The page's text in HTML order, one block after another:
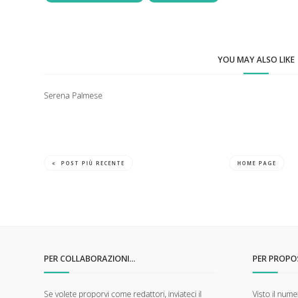
YOU MAY ALSO LIKE
Serena Palmese
POST PIÙ RECENTE HOME PAGE
PER COLLABORAZIONI...
Se volete proporvi come redattori, inviateci il
PER
Visto il